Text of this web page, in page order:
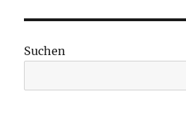
Beiträge
Suchen